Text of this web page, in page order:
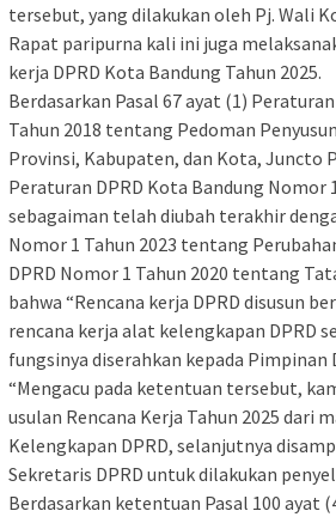
tersebut, yang dilakukan oleh Pj. Wali
Rapat paripurna kali ini juga
kerja DPRD Kota Bandung Tahun 2025.
Berdasarkan Pasal 67 ayat (1)
Tahun 2018 tentang Pedoman
Provinsi, Kabupaten, dan Kota, Juncto
Peraturan DPRD Kota Bandung Nomor
sebagaiman telah diubah terakhir
Nomor 1 Tahun 2023 tentang
DPRD Nomor 1 Tahun 2020 tentang
bahwa “Rencana kerja DPRD disusun
rencana kerja alat kelengkapan DPRD
fungsinya diserahkan kepada Pimpinan
“Mengacu pada ketentuan tersebut,
usulan Rencana Kerja Tahun 2025 dari
Kelengkapan DPRD, selanjutnya
Sekretaris DPRD untuk dilakukan
Berdasarkan ketentuan Pasal 100 ayat